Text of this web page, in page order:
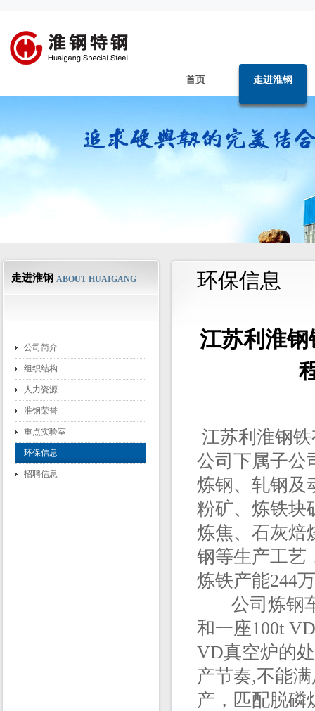
首页 走进淮钢
走进淮钢 ABOUT HUAIGANG
公司简介
组织结构
人力资源
淮钢荣誉
重点实验室
环保信息
招聘信息
环保信息
江苏利淮
江苏利淮钢
公司下属子公
炼钢、轧钢及
粉矿、炼铁块
炼焦、石灰焙
钢等生产工艺
炼铁产能244
公司炼钢车
和一座100t
VD真空炉的
产节奏,不能
产，匹配脱磷